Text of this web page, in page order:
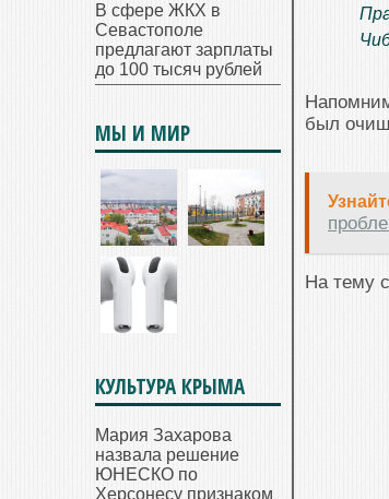
был
На тему
В сфере ЖКХ в
Севастополе
предлагают зарплаты
до 100 тысяч рублей
МЫ И МИР
КУЛЬТУРА КРЫМА
Мария Захарова
назвала решение
ЮНЕСКО по
Херсонесу признаком